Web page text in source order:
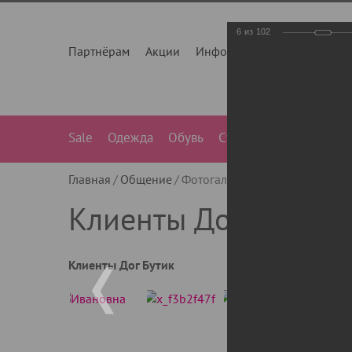
Партнёрам Акции Инфо
Sale Одежда Обувь Сумки
Главная Общение Фотогалерея
Клиенты Дог Бутик
Клиенты Дог Бутик
6 из 102